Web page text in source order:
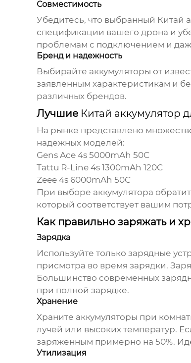
Совместимость
Убедитесь, что выбранный Китай
спецификации вашего дрона и
проблемам с подключением и
Бренд и надежность
Выбирайте аккумуляторы от
заявленным характеристикам и
различных брендов.
Лучшие Китай аккумулятор
На рынке представлено
надежных моделей:
Gens Ace 4s 5000mAh 50C
Tattu R-Line 4s 1300mAh 120C
Zeee 4s 6000mAh 50C
При выборе аккумулятора
который соответствует вашим
Как правильно заряжать и
Зарядка
Используйте только зарядные
присмотра во время зарядки.
Большинство современных
при полной зарядке.
Хранение
Храните аккумуляторы при
лучей или высоких температур.
заряженным примерно на 50%.
Утилизация